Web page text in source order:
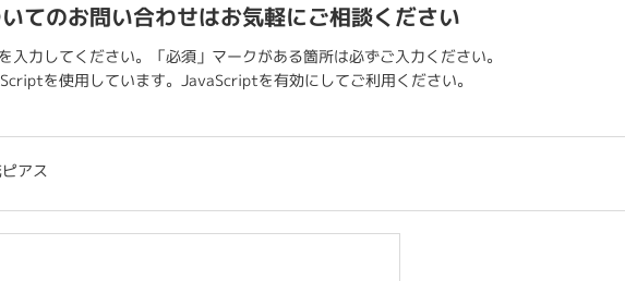
てのお問い合わせはお気軽にご相談ください
入力してください。「必須」マークがある箇所は必ずご入力ください。
を使用しています。JavaScriptを有効にしてご利用ください。
アス